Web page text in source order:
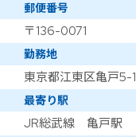
郵便番号
〒136-0071
勤務地
東京都江東区亀戸5-
最寄り駅
JR総武線 亀戸駅